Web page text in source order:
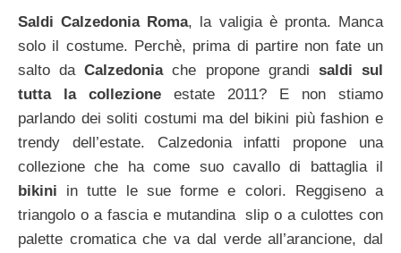
Saldi Calzedonia Roma, la valigia è pronta. Manca
solo il costume. Perchè, prima di partire non fate un
salto daCalzedoniache propone grandi saldi sul
tutta la collezione estate 2011? E non stiamo
parlando dei soliti costumi ma del bikini più fashion e
trendy dell’estate. Calzedonia infatti propone una
collezione che ha come suo cavallo di battaglia il
bikini in tutte le sue forme e colori. Reggiseno a
triangolo o a fascia e mutandina slip o a culottes con
palette cromatica che va dal verde all’arancione, dal